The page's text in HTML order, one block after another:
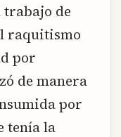
trabajo de
raquitismo
por
de manera
por
tenía la